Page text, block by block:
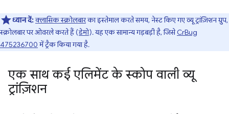
ध्यान दें:क्लासिक स्क्रोलबारका इस्तेमाल करते समय, नेस्ट किए गए व्यू ट्रांज़िशन ग्रुप,
स्क्रोलबार पर ओवरले करते हैं (डेमो). यह एक सामान्य गड़बड़ी है, जिसेCrBug
475236700में ट्रैक किया गया है.
एक साथ कई एलिमेंट के स्कोप वाली व्यू
ट्रांज़िशन